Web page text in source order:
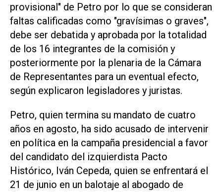
provisional" de Petro por ​lo que se ⁠consideran
faltas calificadas como "gravísimas o graves",
‌debe ser debatida y aprobada por ⁠la totalidad
de los ⁠16 integrantes de la comisión y
posteriormente por la plenaria de la Cámara
de Representantes ⁠para un eventual efecto,
según explicaron ​legisladores y juristas.
Petro, quien termina ‌su mandato de cuatro
‌años en agosto, ha sido acusado de ⁠intervenir
en política en la campaña presidencial a favor
del candidato del izquierdista Pacto
Histórico, Iván Cepeda, quien se enfrentará ​el
‌21 de junio en un balotaje al abogado de